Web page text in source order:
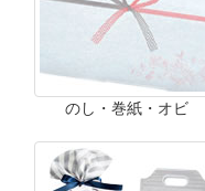
のし・巻紙・オビ